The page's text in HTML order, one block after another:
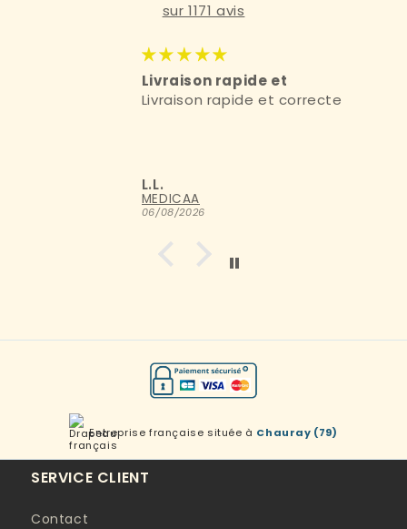
sur 1171 avis
Très bien
Entreprise française située à Chauray (79)
SERVICE CLIENT
Contact